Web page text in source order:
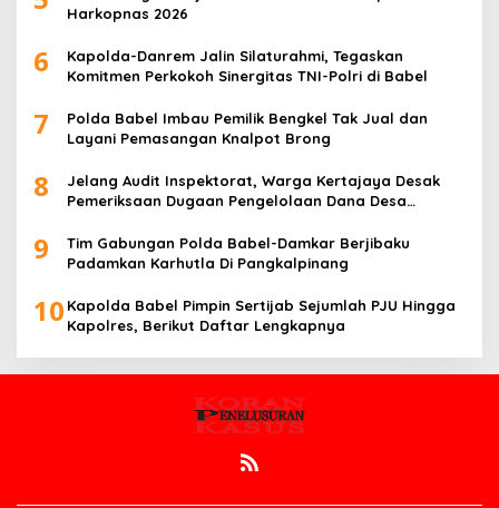
Harkopnas 2026
6
Kapolda-Danrem Jalin Silaturahmi, Tegaskan
Komitmen Perkokoh Sinergitas TNI-Polri di Babel
7
Polda Babel Imbau Pemilik Bengkel Tak Jual dan
Layani Pemasangan Knalpot Brong
8
Jelang Audit Inspektorat, Warga Kertajaya Desak
Pemeriksaan Dugaan Pengelolaan Dana Desa
9
Tim Gabungan Polda Babel-Damkar Berjibaku
Padamkan Karhutla Di Pangkalpinang
10 Kapolda Babel Pimpin Sertijab Sejumlah PJU Hingga
Kapolres, Berikut Daftar Lengkapnya